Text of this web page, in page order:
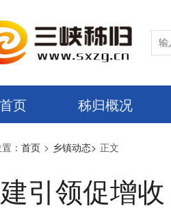
首页 秭归概况
： 首页 > 乡镇动态> 正文
引领促增